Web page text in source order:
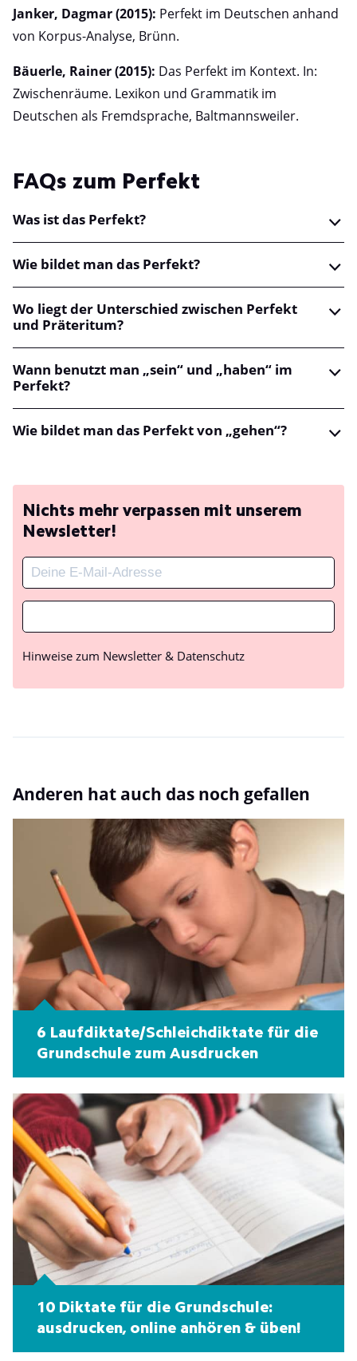
Janker, Dagmar (2015): Perfekt im Deutschen anhand
von Korpus-Analyse, Brünn.
Bäuerle, Rainer (2015): Das Perfekt im Kontext. In:
Zwischenräume. Lexikon und Grammatik im
Deutschen als Fremdsprache, Baltmannsweiler.
FAQs zum Perfekt
Was ist das Perfekt?
Wie bildet man das Perfekt?
Wo liegt der Unterschied zwischen Perfekt
und Präteritum?
Wann benutzt man „sein“ und „haben“ im
Perfekt?
Wie bildet man das Perfekt von „gehen“?
Nichts mehr verpassen mit unserem
Newsletter!
Hinweise zum Newsletter & Datenschutz
Anderen hat auch das noch gefallen
6 Laufdiktate/Schleichdiktate für die
Grundschule zum Ausdrucken
10 Diktate für die Grundschule:
ausdrucken, online anhören & üben!